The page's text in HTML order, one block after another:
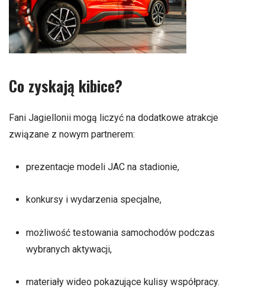
Co zyskają kibice?
Fani Jagiellonii mogą liczyć na dodatkowe atrakcje
związane z nowym partnerem:
prezentacje modeli JAC na stadionie,
konkursy i wydarzenia specjalne,
możliwość testowania samochodów podczas
wybranych aktywacji,
materiały wideo pokazujące kulisy współpracy.